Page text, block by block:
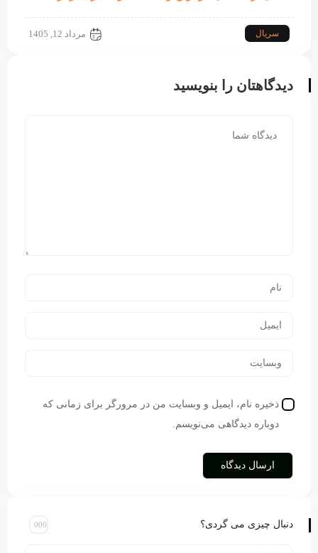
سریال مرداد 12, 1405
دیدگاهتان را بنویسید
ذخیره نام، ایمیل و وبسایت من در مرورگر برای زمانی که
دوباره دیدگاهی می‌نویسم.
دنبال چیزی می گردی؟